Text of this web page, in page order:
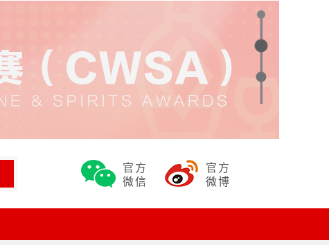
官方
微信
官方
微博